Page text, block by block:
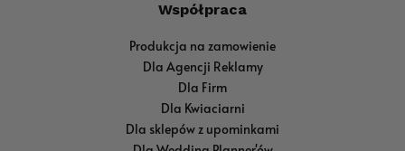
Współpraca
Produkcja na zamowienie
Dla Agencji Reklamy
Dla Firm
Dla Kwiaciarni
Dla sklepów z upominkami